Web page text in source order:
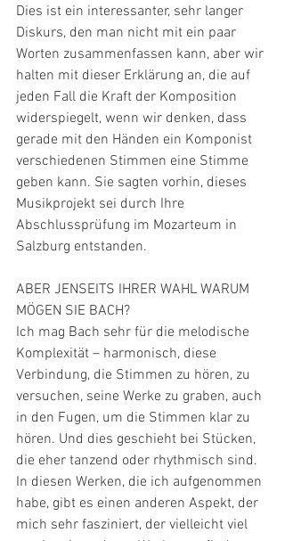
Dies ist ein interessanter, sehr langer
Diskurs, den man nicht mit ein paar
Worten zusammenfassen kann, aber wir
halten mit dieser Erklärung an, die auf
jeden Fall die Kraft der Komposition
widerspiegelt, wenn wir denken, dass
gerade mit den Händen ein Komponist
verschiedenen Stimmen eine Stimme
geben kann. Sie sagten vorhin, dieses
Musikprojekt sei durch Ihre
Abschlussprüfung im Mozarteum in
Salzburg entstanden.
ABER JENSEITS IHRER WAHL WARUM
MÖGEN SIE BACH?
Ich mag Bach sehr für die melodische
Komplexität – harmonisch, diese
Verbindung, die Stimmen zu hören, zu
versuchen, seine Werke zu graben, auch
in den Fugen, um die Stimmen klar zu
hören. Und dies geschieht bei Stücken,
die eher tanzend oder rhythmisch sind.
In diesen Werken, die ich aufgenommen
habe, gibt es einen anderen Aspekt, der
mich sehr fasziniert, der vielleicht viel